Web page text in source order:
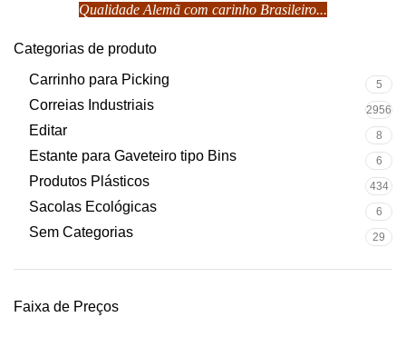
Qualidade Alemã com carinho Brasileiro...
Categorias de produto
Carrinho para Picking
5
Correias Industriais 2956
Editar 8
Estante para Gaveteiro tipo Bins 6
Produtos Plásticos 434
Sacolas Ecológicas 6
Sem Categorias 29
Faixa de Preços